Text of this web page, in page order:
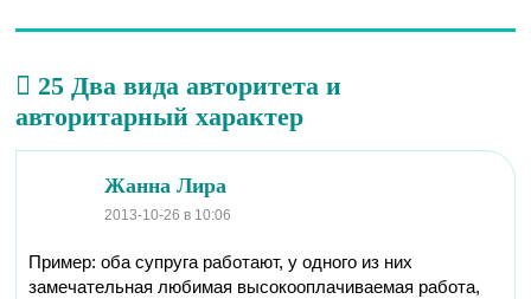
25 Два вида авторитета и
авторитарный характер
Жанна Лира
2013-10-26 в 10:06
Пример: оба супруга работают, у одного из них
замечательная любимая высокооплачиваемая работа,